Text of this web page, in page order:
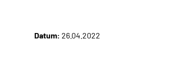
Datum: 26.04.2022